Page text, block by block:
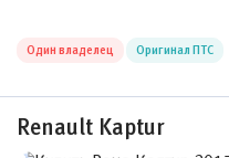
Один владелец Оригинал ПТС
Renault Kaptur